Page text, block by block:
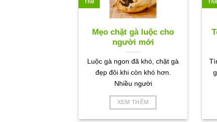
Mẹo chặt gà luộc cho
người mới
Luộc gà ngon đã khó, chặt gà
đẹp đôi khi còn khó hơn.
Nhiều người
XEM THÊM
Th8 Th8